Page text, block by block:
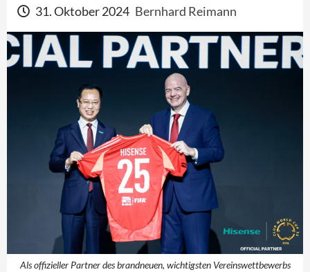
31. Oktober 2024 Bernhard Reimann
Als offizieller Partner des brandneuen, wichtigsten Vereinswettbewerbs